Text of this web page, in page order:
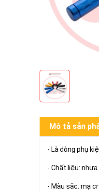
Mô tả sản
- Là dòng phụ
- Chất liệu:
- Màu sắc: mạ